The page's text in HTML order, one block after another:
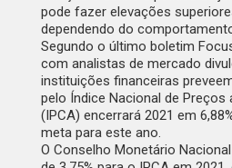
pode fazer elevações
dependendo do
Segundo o último boletim
com analistas de mercado
instituições financeiras
pelo Índice Nacional de
(IPCA) encerrará 2021 em
meta para este ano.
O Conselho Monetário